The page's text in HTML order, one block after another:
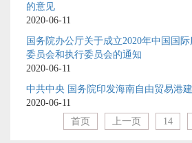
的意见
2020-06-11
国务院办公厅关于成立2020年中国国
委员会和执行委员会的通知
2020-06-11
中共中央 国务院印发海南自由贸易港
2020-06-11
首页
上一页 14